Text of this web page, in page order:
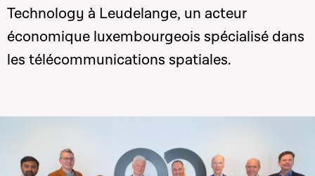
Technology à Leudelange, un acteur
économique luxembourgeois spécialisé dans
les télécommunications spatiales.